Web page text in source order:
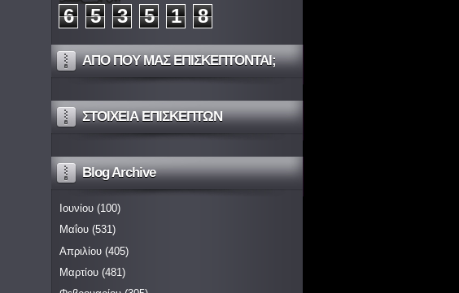
6 5 3 5 1 8
ΑΠΟ ΠΟΥ ΜΑΣ ΕΠΙΣΚΕΠΤΟΝΤΑΙ;
ΣΤΟΙΧΕΙΑ ΕΠΙΣΚΕΠΤΩΝ
Blog Archive
Ιουνίου (100)
Μαΐου (531)
Απριλίου (405)
Μαρτίου (481)